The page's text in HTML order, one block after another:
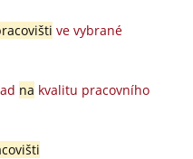
ve vybrané
na kvalitu pracovního